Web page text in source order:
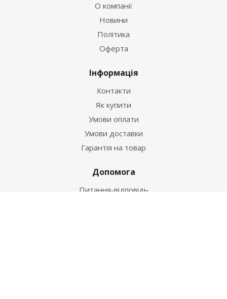
О компанії
Новини
Політика
Оферта
Інформація
Контакти
Як купити
Умови оплати
Умови доставки
Гарантія на товар
Допомога
Питання-відповідь